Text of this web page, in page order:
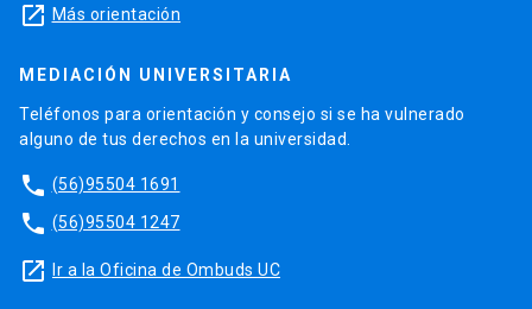
launch Más orientación
MEDIACIÓN UNIVERSITARIA
Teléfonos para orientación y consejo si se ha vulnerado
alguno de tus derechos en la universidad.
phone (56)95504 1691
phone (56)95504 1247
launch Ir a la Oficina de Ombuds UC